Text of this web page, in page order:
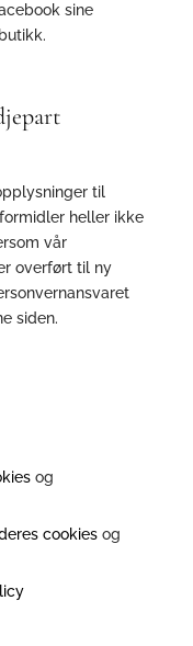
sine
til
heller ikke
vår
overført til ny
siden.
og
cookies og